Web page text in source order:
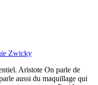
Zwicky
Aristote On parle de
aussi du maquillage qui